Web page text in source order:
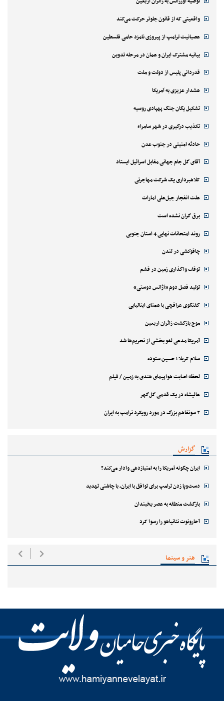
واقعیتی که از قانون جلوتر حرکت می‌کند
عصبانیت ترامپ از پیروزی نامزد حامی فلسطین
بیانیه مشترک ایران و عمان در مرحله تدوین
قدردانی پلیس از دولت و ملت
هشدار عزیزی به آمریکا
تشکیل یگان جنگ پهپادی روسیه
تکذیب درگیری در شهر سامراء
حادثه امنیتی در جنوب عدن
آقای گل جام جهانی مقابل اسرائیل ایستاد
کلاهبرداری یک شرکت مهاجرتی
علت انفجار جبل‌علی امارات
برق گران نشده است
روند امتحانات نهایی 4 استان جنوبی
چاقوکشی در لندن
توقف واگذاری زمین در قشم
تولید فصل دوم «آژانس دوستی»
گفتگوی عراقچی با همتای ایتالیایی
موج بازگشت زائران اربعین
آمریکا مدعی لغو بخشی از تحریم‌ها شد
سلام کربلا ؛ حسین ستوده
لحظه اصابت هواپیمای هندی به زمین / فیلم
عالیشاه در یک قدمی گل‌گهر
۲ سوتفاهم بزرگ در مورد رویکرد ترامپ به ایران
گزارش
ایران چگونه آمریکا را به امتیازدهی وادار می‌کند؟
دست‌وپا زدن ترامپ برای توافق با ایران، با چاشنی تهدید
بازگشت منطقه به عصر یخبندان
آحارونوت نتانیاهو را رسوا کرد
هنر و سینما